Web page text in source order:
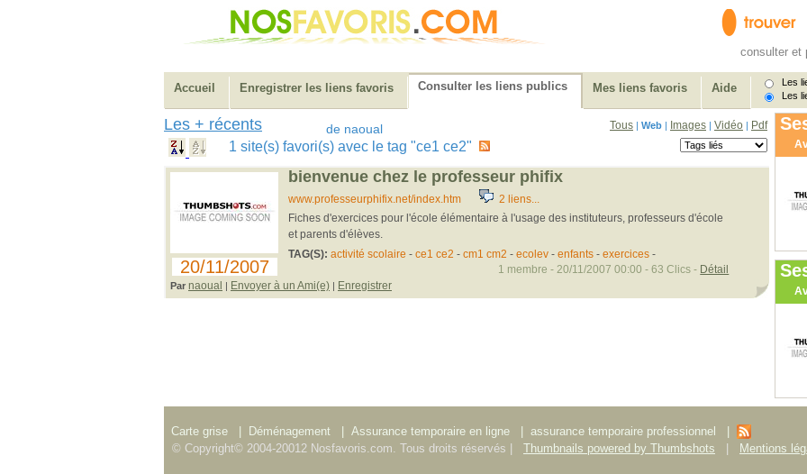
consulter et
Accueil Enregistrer les liens favoris Consulter les liens publics Mes liens favoris Aide
Les
Les
Les + récents de naoual Tous | Web | Images | Vidéo | Pdf
1 site(s) favori(s) avec le tag "ce1 ce2"
20/11/2007
bienvenue chez le professeur phifix
www.professeurphifix.net/index.htm 2 liens...
Fiches d'exercices pour l'école élémentaire à l'usage des instituteurs, professeurs d'école
et parents d'élèves.
TAG(S): activité scolaire - ce1 ce2 - cm1 cm2 - ecolev- enfants- exercices-
Par naoual | Envoyer à un Ami(e) | Enregistrer
1 membre - 20/11/2007 00:00 - 63 Clics - Détail
Carte grise Déménagement Assurance temporaire en ligne assurance temporaire professionnel
© Copyright© 2004-20012 Nosfavoris.com. Tous droits réservés |
Thumbnails powered by Thumbshots Mentions